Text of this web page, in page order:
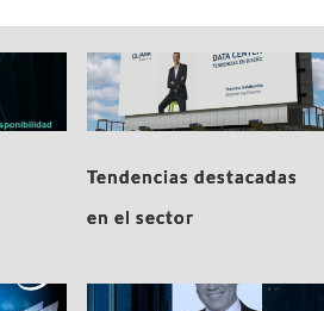
Tendencias destacadas
en el sector